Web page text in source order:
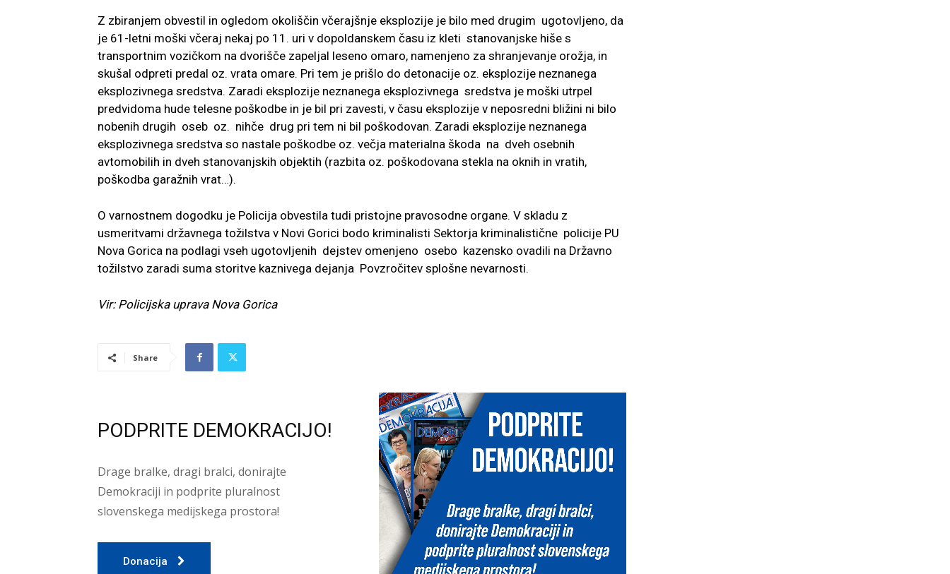
Z zbiranjem obvestil in ogledom okoliščin včerajšnje eksplozije je bilo med drugim ugotovljeno, da
je 61-letni moški včeraj nekaj po 11. uri v dopoldanskem času iz kleti stanovanjske hiše s
transportnim vozičkom na dvorišče zapeljal leseno omaro, namenjeno za shranjevanje orožja, in
skušal odpreti predal oz. vrata omare. Pri tem je prišlo do detonacije oz. eksplozije neznanega
eksplozivnega sredstva. Zaradi eksplozije neznanega eksplozivnega sredstva je moški utrpel
predvidoma hude telesne poškodbe in je bil pri zavesti, v času eksplozije v neposredni bližini ni bilo
nobenih drugih oseb oz. nihče drug pri tem ni bil poškodovan. Zaradi eksplozije neznanega
eksplozivnega sredstva so nastale poškodbe oz. večja materialna škoda na dveh osebnih
avtomobilih in dveh stanovanjskih objektih (razbita oz. poškodovana stekla na oknih in vratih,
poškodba garažnih vrat…).
O varnostnem dogodku je Policija obvestila tudi pristojne pravosodne organe. V skladu z
usmeritvami državnega tožilstva v Novi Gorici bodo kriminalisti Sektorja kriminalistične policije PU
Nova Gorica na podlagi vseh ugotovljenih dejstev omenjeno osebo kazensko ovadili na Državno
tožilstvo zaradi suma storitve kaznivega dejanja Povzročitev splošne nevarnosti.
Vir: Policijska uprava Nova Gorica
Share
PODPRITE DEMOKRACIJO!
Drage bralke, dragi bralci, donirajte
Demokraciji in podprite pluralnost
slovenskega medijskega prostora!
Donacija